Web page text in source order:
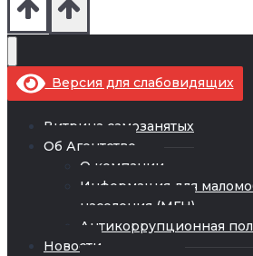
Версия для слабовидящих
Витрина самозанятых
Об Агентстве
О компании
Информация для
населения (МГН)
Антикоррупционная
Новости